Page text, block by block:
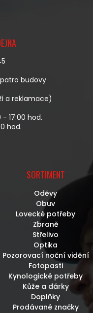
budovy
a reklamace)
17:00 hod.
hod.
SORTIMENT
Oděvy
Obuv
Lovecké potřeby
Zbraně
Střelivo
Optika
Pozorovací noční vidění
Fotopasti
Kynologické potřeby
Kůže a dárky
Doplňky
Prodávané značky